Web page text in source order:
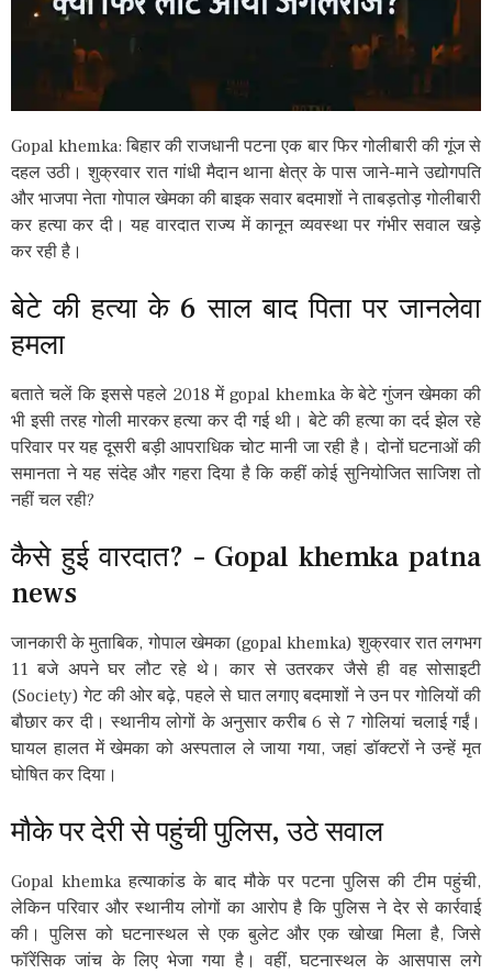
Gopal khemka: बिहार की राजधानी पटना एक बार फिर गोलीबारी की गूंज से
दहल उठी। शुक्रवार रात गांधी मैदान थाना क्षेत्र के पास जाने-माने उद्योगपति
और भाजपा नेता गोपाल खेमका की बाइक सवार बदमाशों ने ताबड़तोड़ गोलीबारी
कर हत्या कर दी। यह वारदात राज्य में कानून व्यवस्था पर गंभीर सवाल खड़े
कर रही है।
बेटे की हत्या के 6 साल बाद पिता पर जानलेवा
हमला
बताते चलें कि इससे पहले 2018 में gopal khemka के बेटे गुंजन खेमका की
भी इसी तरह गोली मारकर हत्या कर दी गई थी। बेटे की हत्या का दर्द झेल रहे
परिवार पर यह दूसरी बड़ी आपराधिक चोट मानी जा रही है। दोनों घटनाओं की
समानता ने यह संदेह और गहरा दिया है कि कहीं कोई सुनियोजित साजिश तो
नहीं चल रही?
कैसे हुई वारदात? – Gopal khemka patna
news
जानकारी के मुताबिक, गोपाल खेमका (gopal khemka) शुक्रवार रात लगभग
11 बजे अपने घर लौट रहे थे। कार से उतरकर जैसे ही वह सोसाइटी
(Society) गेट की ओर बढ़े, पहले से घात लगाए बदमाशों ने उन पर गोलियों की
बौछार कर दी। स्थानीय लोगों के अनुसार करीब 6 से 7 गोलियां चलाई गईं।
घायल हालत में खेमका को अस्पताल ले जाया गया, जहां डॉक्टरों ने उन्हें मृत
घोषित कर दिया।
मौके पर देरी से पहुंची पुलिस, उठे सवाल
Gopal khemka हत्याकांड के बाद मौके पर पटना पुलिस की टीम पहुंची,
लेकिन परिवार और स्थानीय लोगों का आरोप है कि पुलिस ने देर से कार्रवाई
की। पुलिस को घटनास्थल से एक बुलेट और एक खोखा मिला है, जिसे
फॉरेंसिक जांच के लिए भेजा गया है। वहीं, घटनास्थल के आसपास लगे